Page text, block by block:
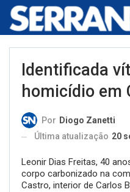
Identificada
homicídio em
Por Diogo Zanetti
Última atualização 20
Leonir Dias Freitas, 40
corpo carbonizado na
Castro, interior de Carlos